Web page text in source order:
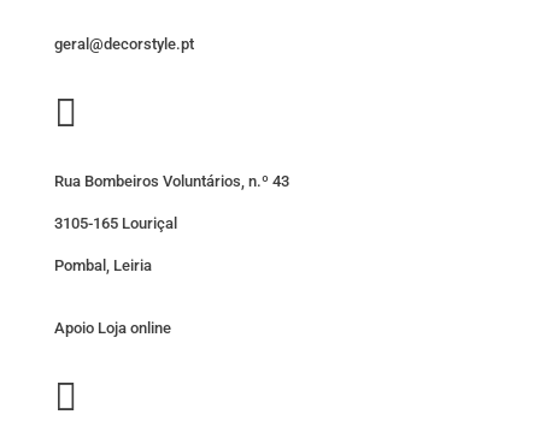
geral@decorstyle.pt

Rua Bombeiros Voluntários, n.º 43
3105-165 Louriçal
Pombal, Leiria
Apoio Loja online
